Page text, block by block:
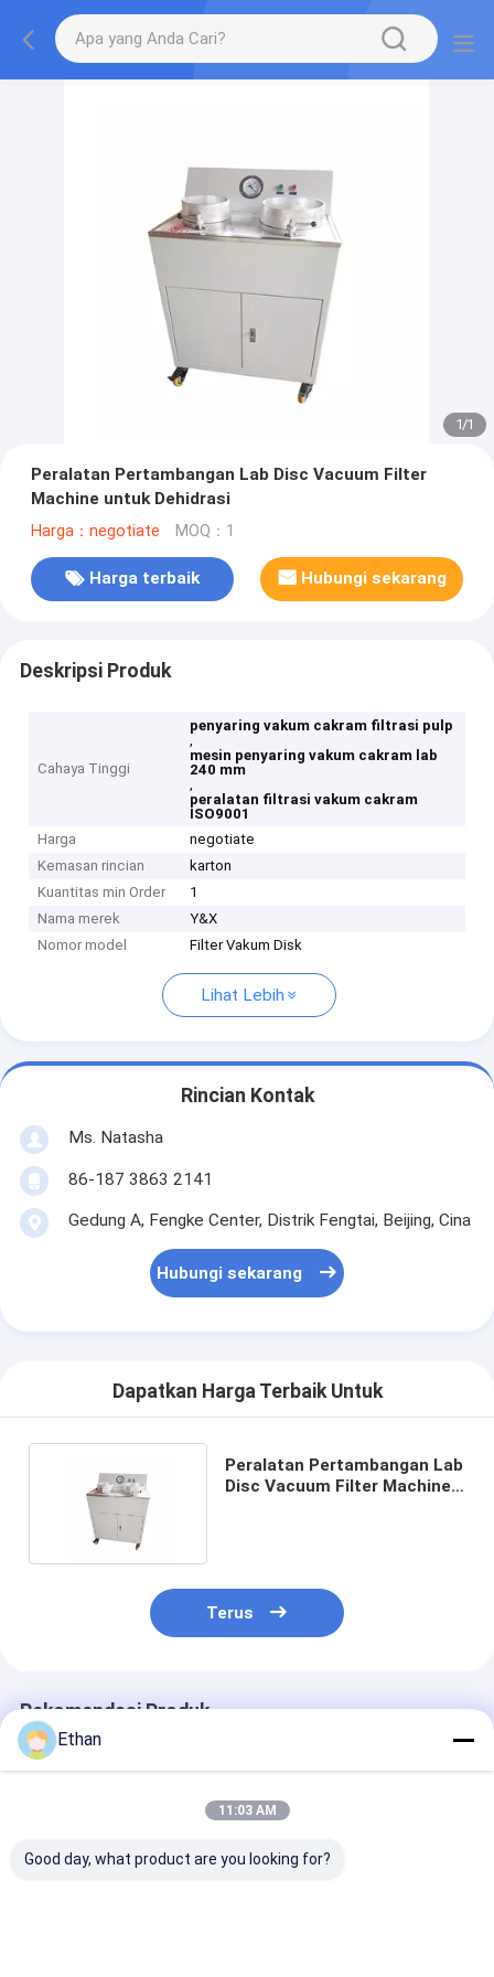
1/1
Peralatan Pertambangan Lab Disc Vacuum Filter
Machine untuk Dehidrasi
Harga：negotiate MOQ：1
Harga terbaik Hubungi sekarang
Deskripsi Produk
Cahaya Tinggi
penyaring vakum cakram filtrasi pulp
,
mesin penyaring vakum cakram lab
240 mm
,
peralatan filtrasi vakum cakram
ISO9001
Harga
negotiate
Kemasan rincian
karton
Kuantitas min Order
1
Nama merek
Y&X
Nomor model
Filter Vakum Disk
Lihat Lebih
Rincian Kontak
Ms. Natasha
86-187 3863 2141
Gedung A, Fengke Center, Distrik Fengtai, Beijing, Cina
Hubungi sekarang
Dapatkan Harga Terbaik Untuk
Peralatan Pertambangan Lab
Disc Vacuum Filter Machine
Terus
Rekomendasi Produk
Ethan
11:03 AM
Good day, what product are you looking for?